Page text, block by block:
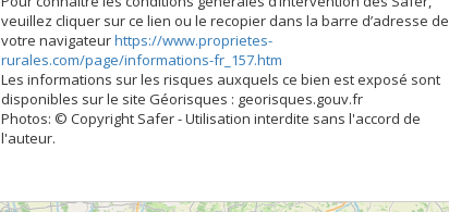
veuillez cliquer sur ce lien ou le recopier dans la barre d’adresse de
votre navigateurhttps://www.proprietes-
rurales.com/page/informations-fr_157.htm
Les informations sur les risques auxquels ce bien est exposé sont
disponibles sur le site Géorisques : georisques.gouv.fr
Photos: © Copyright Safer - Utilisation interdite sans l'accord de
l'auteur.